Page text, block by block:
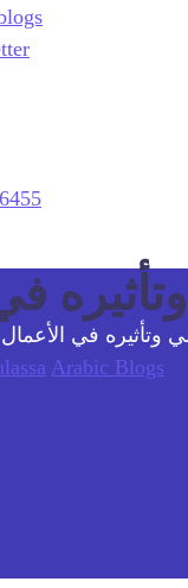
وتأثيره في الأعمال
Arabic Blogs